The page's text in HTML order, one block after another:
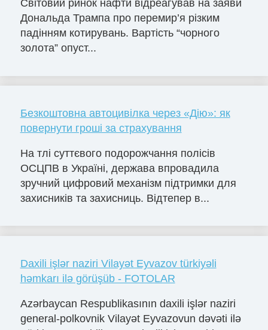
Світовий ринок нафти відреагував на заяви
Дональда Трампа про перемир’я різким
падінням котирувань. Вартість “чорного
золота” опуст...
Безкоштовна автоцивілка через «Дію»: як
повернути гроші за страхування
На тлі суттєвого подорожчання полісів
ОСЦПВ в Україні, держава впровадила
зручний цифровий механізм підтримки для
захисників та захисниць. Відтепер в...
Daxili işlər naziri Vilayət Eyvazov türkiyəli
həmkarı ilə görüşüb - FOTOLAR
Azərbaycan Respublikasının daxili işlər naziri
general-polkovnik Vilayət Eyvazovun dəvəti ilə